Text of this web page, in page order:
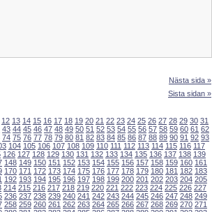
Nästa sida »
Sista sidan »
12 13 14 15 16 17 18 19 20 21 22 23 24 25 26 27 28 29 30 31
43 44 45 46 47 48 49 50 51 52 53 54 55 56 57 58 59 60 61 62
74 75 76 77 78 79 80 81 82 83 84 85 86 87 88 89 90 91 92 93
104 105 106 107 108 109 110 111 112 113 114 115 116 117
126 127 128 129 130 131 132 133 134 135 136 137 138 139
148 149 150 151 152 153 154 155 156 157 158 159 160 161
170 171 172 173 174 175 176 177 178 179 180 181 182 183
192 193 194 195 196 197 198 199 200 201 202 203 204 205
214 215 216 217 218 219 220 221 222 223 224 225 226 227
236 237 238 239 240 241 242 243 244 245 246 247 248 249
258 259 260 261 262 263 264 265 266 267 268 269 270 271